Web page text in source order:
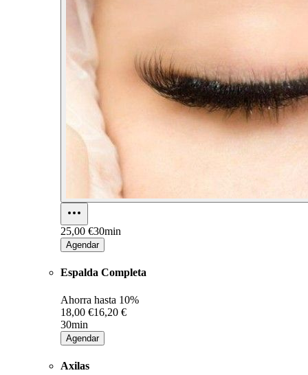
25,00 €30min
Agendar
Espalda Completa
Ahorra hasta 10%
18,00 €16,20 €
30min
Agendar
Axilas